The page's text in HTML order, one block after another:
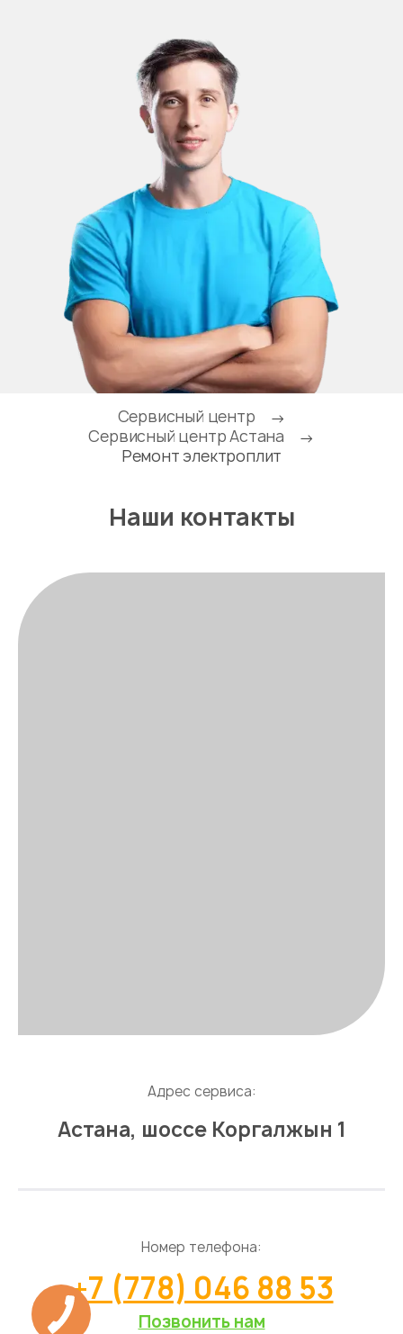
Сервисный центр
→
Сервисный центр Астана
→
Ремонт электроплит
Наши контакты
Адрес сервиса:
Астана, шоссе Коргалжын 1
Номер телефона:
+7 (778) 046 88 53
Позвонить нам